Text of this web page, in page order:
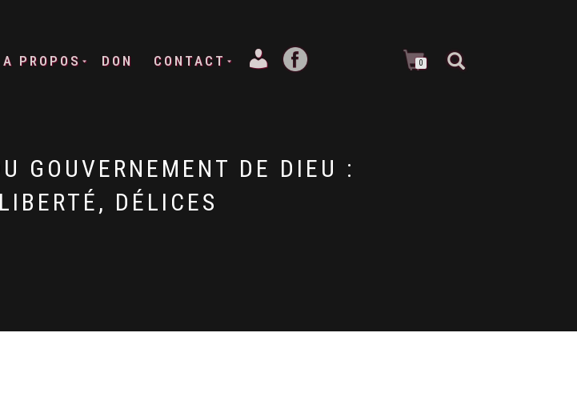
A PROPOS DON CONTACT 0
GOUVERNEMENT DE DIEU :
DÉLICES